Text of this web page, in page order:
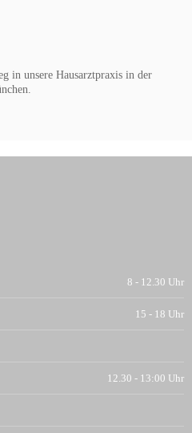
in unsere Hausarztpraxis in der
8 - 12.30 Uhr
15 - 18 Uhr
12.30 - 13:00 Uhr